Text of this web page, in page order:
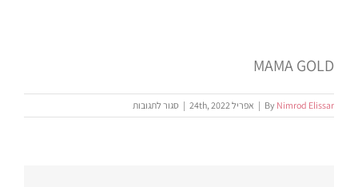
MAMA GOLD
By Nimrod Elissar
| אפריל 24th, 2022 | סגור לתגובות
MAMA